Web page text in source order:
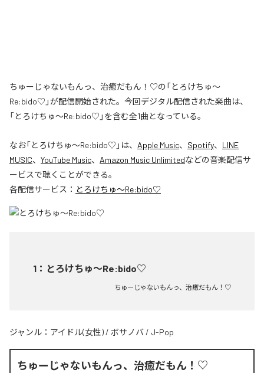
ちゅーじゃないもんっ、治癒だもん！♡の「とろけちゅ〜
Re:bido♡」が配信開始された。今回デジタル配信された楽曲は、
「とろけちゅ〜Re:bido♡」を含む全1曲となっている。
なお「とろけちゅ〜Re:bido♡ 」は、 Apple Music、 Spotify、 LINE
MUSIC、 YouTube Music、 Amazon Music Unlimitedなどの音楽配信サ
ービスで聴くことができる。
各配信サービス： とろけちゅ〜Re:bido♡
1 ： とろけちゅ〜Re:bido♡
ちゅーじゃないもんっ、治癒だもん！♡
ジャンル： アイドル(女性) / ボサノバ / J-Pop
ちゅーじゃないもんっ、治癒だもん！♡